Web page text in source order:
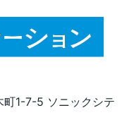
町1-7-5 ソニックシテ